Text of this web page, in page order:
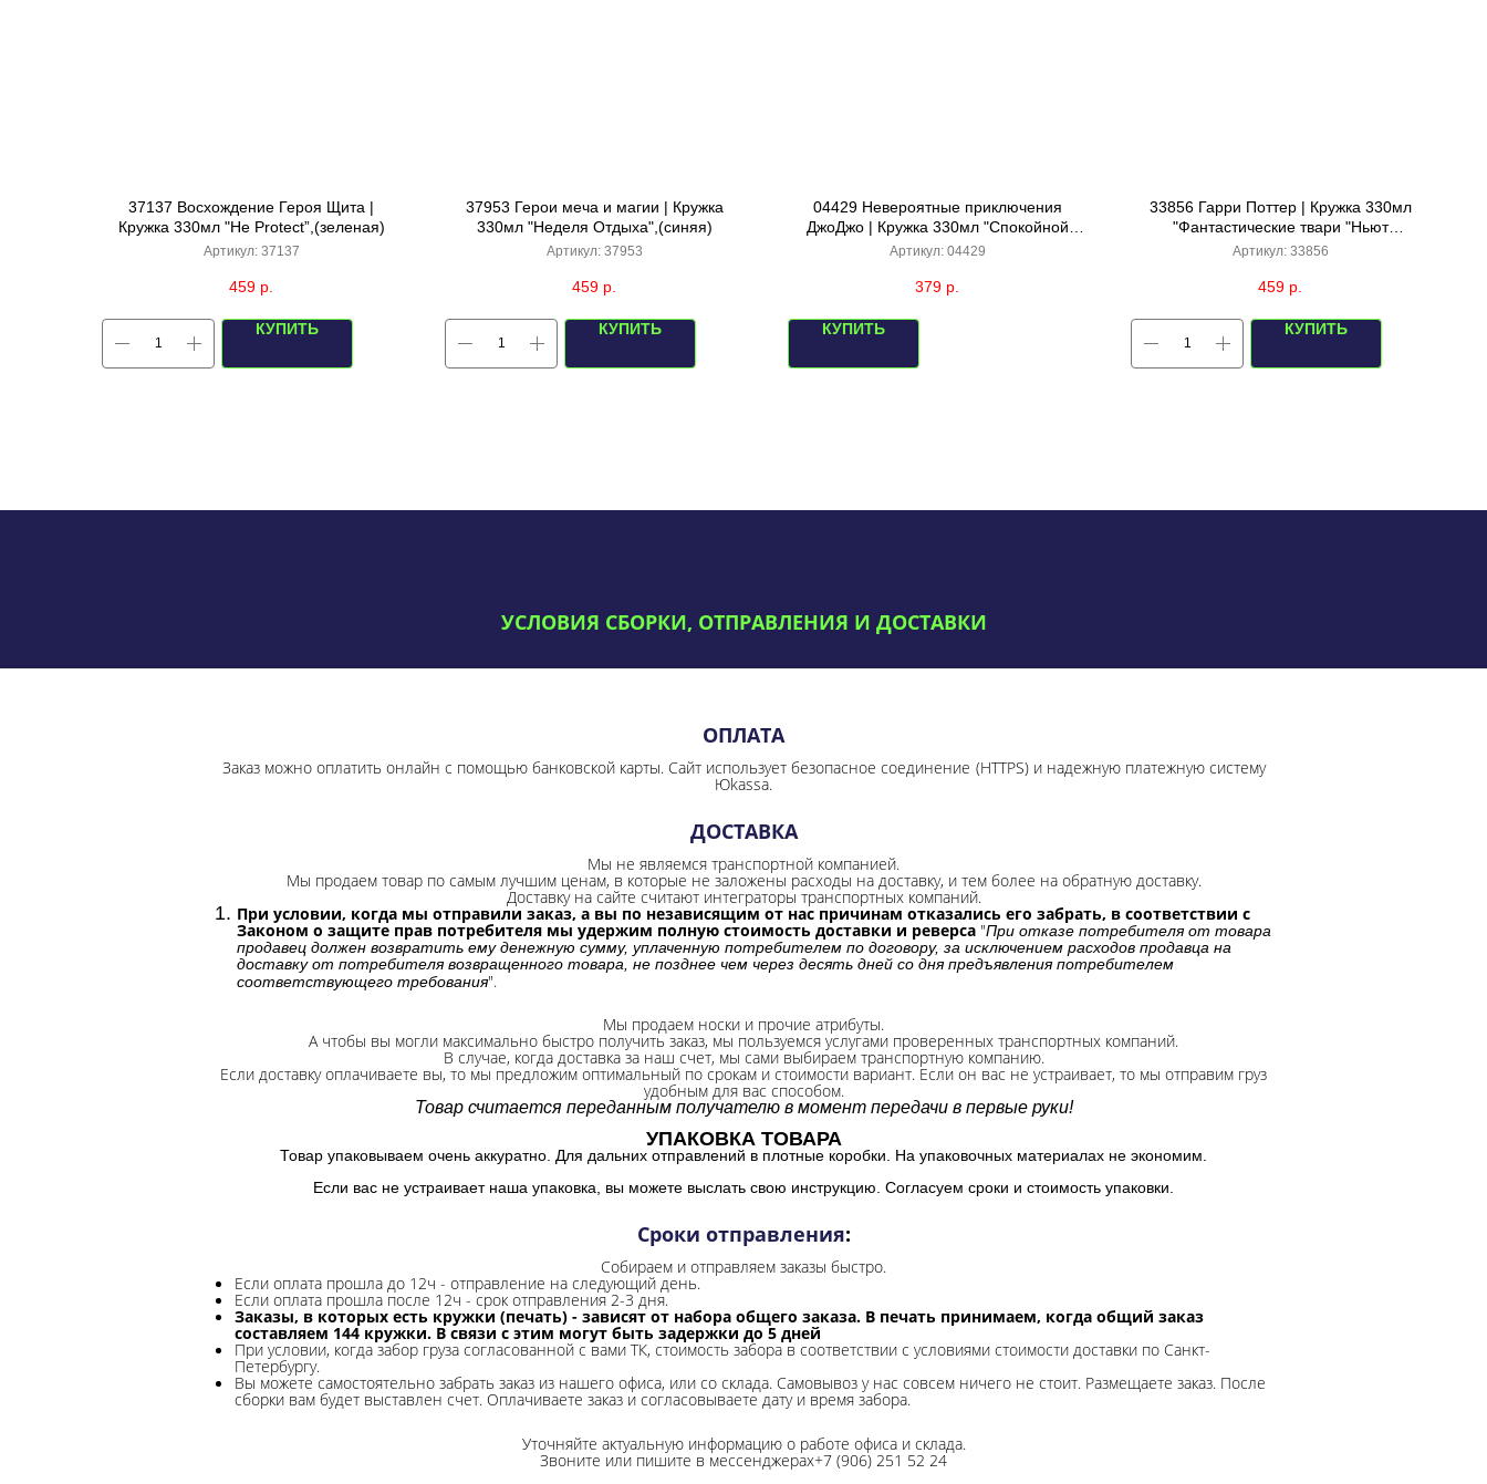
37137 Восхождение Героя Щита |
Кружка 330мл "He Protect”,(зеленая)
Артикул: 37137
459 р.
КУПИТЬ
37953 Герои меча и магии | Кружка
330мл "Неделя Отдыха",(синяя)
Артикул: 37953
459 р.
КУПИТЬ
04429 Невероятные приключения
ДжоДжо | Кружка 330мл "Спокойной
ночи”, (белая)
Артикул: 04429
379 р.
КУПИТЬ
33856 Гарри Поттер | Кружка 330мл
"Фантастические твари "Ньют
Саламандер",(желтая)
Артикул: 33856
459 р.
КУПИТЬ
УСЛОВИЯ СБОРКИ, ОТПРАВЛЕНИЯ И ДОСТАВКИ
ОПЛАТА
Заказ можно оплатить онлайн с помощью банковской карты. Сайт использует безопасное соединение (HTTPS) и надежную платежную систему
Юkassa.
ДОСТАВКА
Мы не являемся транспортной компанией.
Мы продаем товар по самым лучшим ценам, в которые не заложены расходы на доставку, и тем более на обратную доставку.
Доставку на сайте считают интеграторы транспортных компаний.
При условии, когда мы отправили заказ, а вы по независящим от нас причинам отказались его забрать, в соответствии с
Законом о защите прав потребителя мы удержим полную стоимость доставки и реверса "При отказе потребителя от товара
продавец должен возвратить ему денежную сумму, уплаченную потребителем по договору, за исключением расходов продавца на
доставку от потребителя возвращенного товара, не позднее чем через десять дней со дня предъявления потребителем
соответствующего требования".
Мы продаем носки и прочие атрибуты.
А чтобы вы могли максимально быстро получить заказ, мы пользуемся услугами проверенных транспортных компаний.
В случае, когда доставка за наш счет, мы сами выбираем транспортную компанию.
Если доставку оплачиваете вы, то мы предложим оптимальный по срокам и стоимости вариант. Если он вас не устраивает, то мы отправим груз
удобным для вас способом.
Товар считается переданным получателю в момент передачи в первые руки!
УПАКОВКА ТОВАРА
Товар упаковываем очень аккуратно. Для дальних отправлений в плотные коробки. На упаковочных материалах не экономим.
Если вас не устраивает наша упаковка, вы можете выслать свою инструкцию. Согласуем сроки и стоимость упаковки.
Сроки отправления:
Собираем и отправляем заказы быстро.
Если оплата прошла до 12ч - отправление на следующий день.
Если оплата прошла после 12ч - срок отправления 2-3 дня.
Заказы, в которых есть кружки (печать) - зависят от набора общего заказа. В печать принимаем, когда общий заказ
составляем 144 кружки. В связи с этим могут быть задержки до 5 дней
При условии, когда забор груза согласованной с вами ТК, стоимость забора в соответствии с условиями стоимости доставки по Санкт-
Петербургу.
Вы можете самостоятельно забрать заказ из нашего офиса, или со склада. Самовывоз у нас совсем ничего не стоит. Размещаете заказ. После
сборки вам будет выставлен счет. Оплачиваете заказ и согласовываете дату и время забора.
Уточняйте актуальную информацию о работе офиса и склада.
Звоните или пишите в мессенджерах+7 (906) 251 52 24